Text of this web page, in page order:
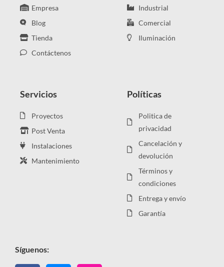
Empresa
Blog
Tienda
Contáctenos
Industrial
Comercial
Iluminación
Servicios
Proyectos
Post Venta
Instalaciones
Mantenimiento
Políticas
Politica de
privacidad
Cancelación y
devolución
Términos y
condiciones
Entrega y envío
Garantía
Síguenos: